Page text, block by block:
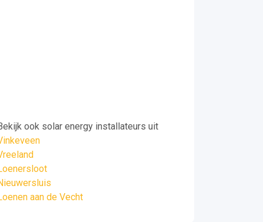
ook solar energy installateurs uit
aan de Vecht